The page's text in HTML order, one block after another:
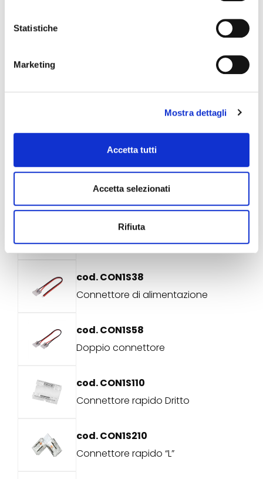
Statistiche
Marketing
Mostra dettagli
Accetta tutti
Accetta selezionati
Rifiuta
IP65
cod. CON1S18
Connettore rapido Dritto
cod. CON1S28
Connettore rapido “L”
cod. CON1S38
Connettore di alimentazione
cod. CON1S58
Doppio connettore
cod. CON1S110
Connettore rapido Dritto
cod. CON1S210
Connettore rapido “L”